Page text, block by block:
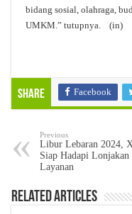
bidang sosial, olahraga,
UMKM.” tutupnya. (in)
Share Facebook
Previous
Libur Lebaran 2024,
Siap Hadapi
Layanan
Related Articles